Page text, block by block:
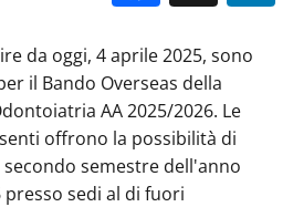
da oggi, 4 aprile 2025, sono
il Bando Overseas della
AA 2025/2026. Le
offrono la possibilità di
semestre dell'anno
sedi al di fuori